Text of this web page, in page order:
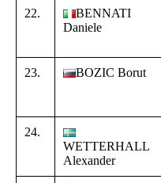
22.
BENNATI
Daniele
23. BOZIC Borut
24.
WETTERHALL
Alexander